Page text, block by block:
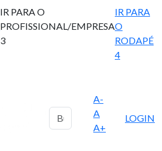
IR PARA O
PROFISSIONAL/EMPRESA
3
IR PARA
O
RODAPÉ
4
A-
A
A+
LOGIN